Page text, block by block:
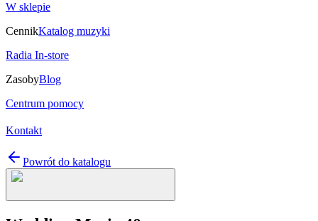
W sklepie
CennikKatalog muzyki
Radia In-store
ZasobyBlog
Centrum pomocy
Kontakt
Powrót do katalogu